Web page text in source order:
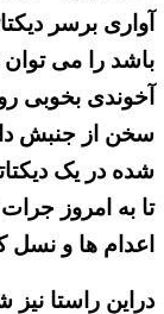
آواری برسر
باشد را می
آخوندی بخوبی
سخن از جنبش
شده در یک
تا به امروز
اعدام ها و
دراین راستا